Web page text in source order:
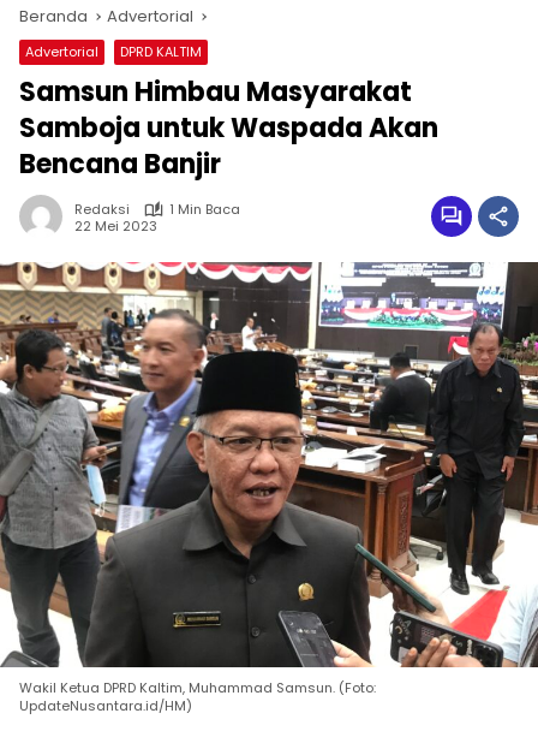
Beranda Advertorial
Advertorial DPRD KALTIM
Samsun Himbau Masyarakat
Samboja untuk Waspada Akan
Bencana Banjir
Redaksi
1 Min Baca
22 Mei 2023
Wakil Ketua DPRD Kaltim, Muhammad Samsun. (Foto:
UpdateNusantara.id/HM)